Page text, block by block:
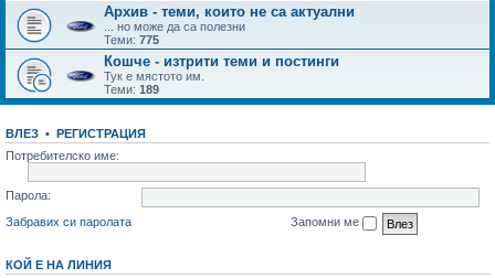
Архив - теми, които не са актуални
... но може да са полезни
Теми: 775
Кошче - изтрити теми и постинги
Тук е мястото им.
Теми: 189
ВЛЕЗ • РЕГИСТРАЦИЯ
Потребителско име:
Парола:
Забравих си паролата
Запомни ме
КОЙ Е НА ЛИНИЯ